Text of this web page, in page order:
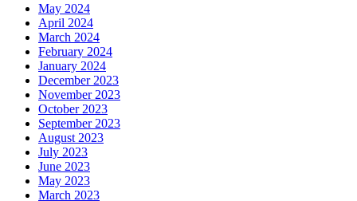
May 2024
April 2024
March 2024
February 2024
January 2024
December 2023
November 2023
October 2023
September 2023
August 2023
July 2023
June 2023
May 2023
March 2023